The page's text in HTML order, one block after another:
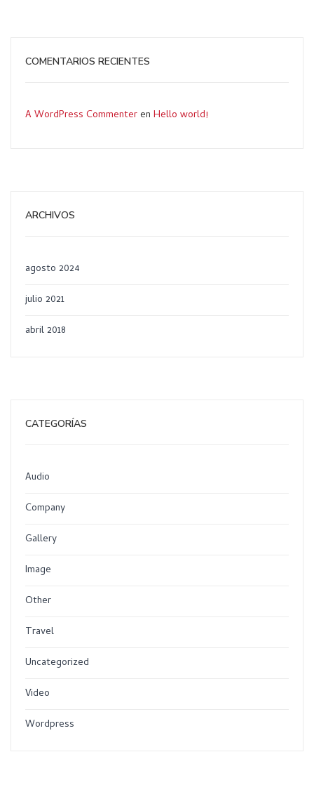
COMENTARIOS RECIENTES
A WordPress Commenteren Hello world!
ARCHIVOS
agosto 2024
julio 2021
abril 2018
CATEGORÍAS
Audio
Company
Gallery
Image
Other
Travel
Uncategorized
Video
Wordpress